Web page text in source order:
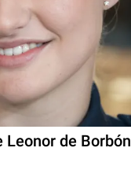
Leonor de Borbón